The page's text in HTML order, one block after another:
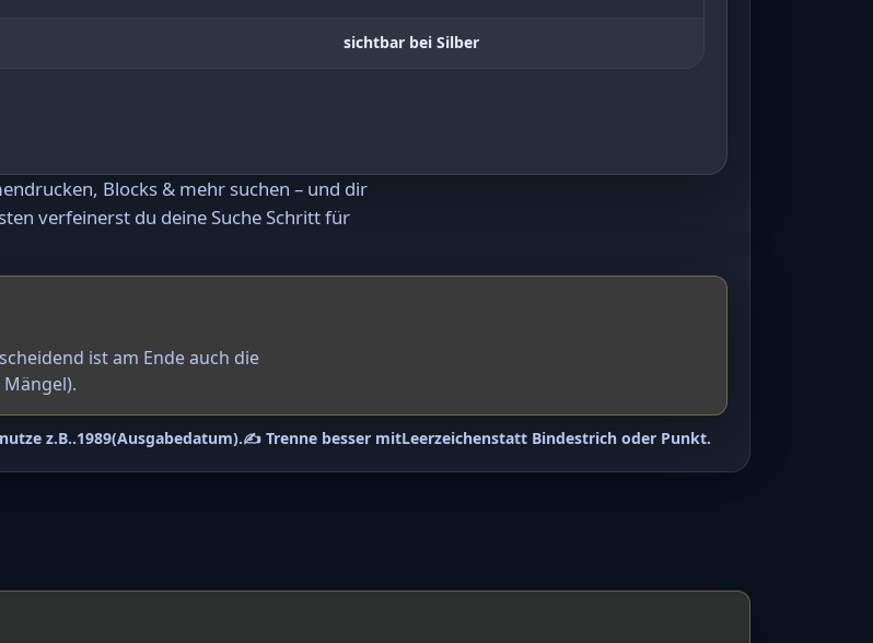
sichtbar bei Silber
Blocks & mehr suchen – und dir
verfeinerst du deine Suche Schritt für
ist am Ende auch die
z.B..1989(Ausgabedatum).✍️ Trenne besser mitLeerzeichenstatt Bindestrich oder Punkt.